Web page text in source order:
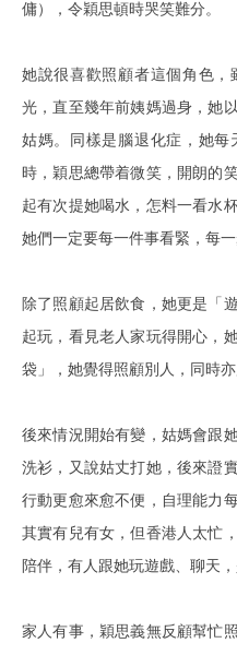
傭），令穎思頓時哭笑難分。
她說很喜歡照顧者這個角色
光，直至幾年前姨媽過身，她
姑媽。同樣是腦退化症，她
時，穎思總帶着微笑，開朗的
起有次提她喝水，怎料一看水
她們一定要每一件事看緊，每一
除了照顧起居飲食，她更是「
起玩，看見老人家玩得開心，
袋」，她覺得照顧別人，同時
後來情況開始有變，姑媽會跟
洗衫，又說姑丈打她，後來證
行動更愈來愈不便，自理能力
其實有兒有女，但香港人太忙
陪伴，有人跟她玩遊戲、聊天，
家人有事，穎思義無反顧幫忙